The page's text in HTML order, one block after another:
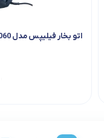
اتو بخار فیلیپس مدل DST7060